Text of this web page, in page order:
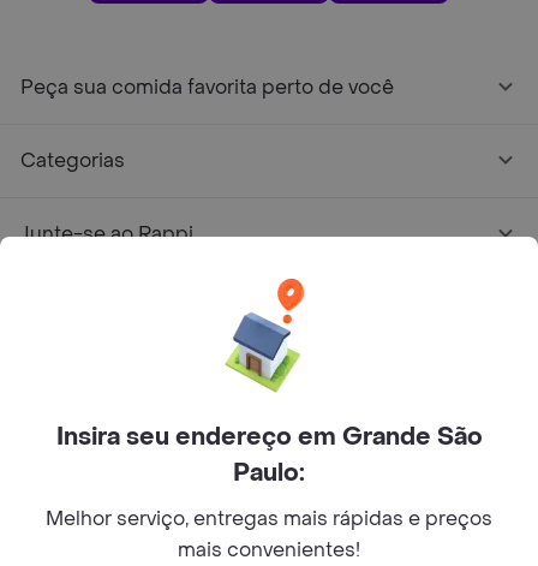
Peça sua comida favorita perto de você
Categorias
Junte-se ao Rappi
Facebook
Twitter
©2026Rappi Inc. All rights reserved.
© Copyright 2024 - Todos os direitos reservados de RAPPI.
Insira seu endereço em Grande São
Paulo:
Melhor serviço, entregas mais rápidas e preços
mais convenientes!